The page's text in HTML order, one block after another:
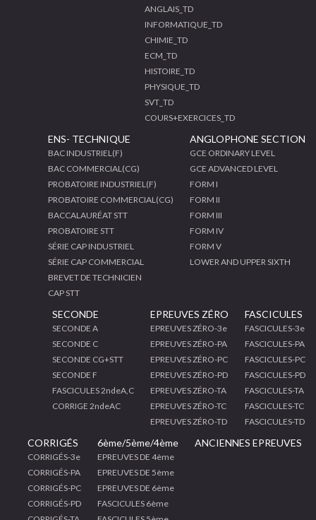
ANGLAIS_TD
INFORMATIQUE_TD
CHIMIE_TD
ECM_TD
HISTOIRE_TD
PHYSIQUE_TD
SVT_TD
COURS+EXERCICES_TD
ENS- TECHNIQUE
BAC INDUSTRIEL(F)
BAC COMMERCIAL(CG)
PROBATOIRE INDUSTRIEL(F)
PROBATOIRE COMMERCIAL(CG)
BACCALAURÉAT STT
PROBATOIRE STT
SÉRIE CAP INDUSTRIEL
SÉRIE CAP COMMERCIAL
BREVET DE TECHNICIEN
CAP STT
ANGLOPHONE SECTION
GCE ORDINARY LEVEL
GCE ADVANCED LEVEL
FORM I
FORM II
FORM III
FORM IV
FORM V
LOWER AND UPPER SIXTH
SECONDE
SECONDE A
SECONDE C
SECONDE CG+STT
SECONDE F
FASCICULES 2ndeA,C
CORRIGE 2ndeAC
EPREUVES ZÉRO
EPREUVES ZÉRO-3e
EPREUVES ZÉRO-PA
EPREUVES ZÉRO-PC
EPREUVES ZÉRO-PD
EPREUVES ZÉRO-TA
EPREUVES ZÉRO-TC
EPREUVES ZÉRO-TD
FASCICULES
FASCICULES-3e
FASCICULES-PA
FASCICULES-PC
FASCICULES-PD
FASCICULES-TA
FASCICULES-TC
FASCICULES-TD
CORRIGÉS
CORRIGÉS-3e
CORRIGÉS-PA
CORRIGÉS-PC
CORRIGÉS-PD
6ème/5ème/4ème
EPREUVES DE 4ème
EPREUVES DE 5ème
EPREUVES DE 6ème
FASCICULES 6ème
ANCIENNES EPREUVES